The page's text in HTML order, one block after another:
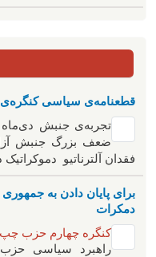
قطعنامه‌ی سیاسی کنگره‌ی
ضعف بزرگ جنبش
فقدان آلترناتیو
برای پایان دادن به جمهوری
دمکرات
کنگره چهارم حزب چپ
راهبرد سياسی حزب